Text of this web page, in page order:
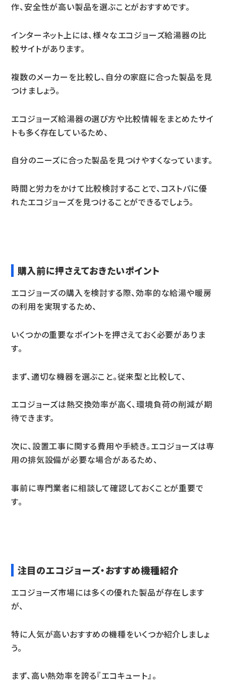
作、安全性が高い製品を選ぶことがおすすめです。
インターネット上には、様々なエコジョーズ給湯器の比
較サイトがあります。
複数のメーカーを比較し、自分の家庭に合った製品を見
つけましょう。
エコジョーズ給湯器の選び方や比較情報をまとめたサイ
トも多く存在しているため、
自分のニーズに合った製品を見つけやすくなっています。
時間と労力をかけて比較検討することで、コストパに優
れたエコジョーズを見つけることができるでしょう。
購入前に押さえておきたいポイント
エコジョーズの購入を検討する際、効率的な給湯や暖房
の利用を実現するため、
いくつかの重要なポイントを押さえておく必要がありま
す。
まず、適切な機器を選ぶこと。従来型と比較して、
エコジョーズは熱交換効率が高く、環境負荷の削減が期
待できます。
次に、設置工事に関する費用や手続き。エコジョーズは専
用の排気設備が必要な場合があるため、
事前に専門業者に相談して確認しておくことが重要で
す。
注目のエコジョーズ・おすすめ機種紹介
エコジョーズ市場には多くの優れた製品が存在します
が、
特に人気が高いおすすめの機種をいくつか紹介しましょ
う。
まず、高い熱効率を誇る『エコキュート』。